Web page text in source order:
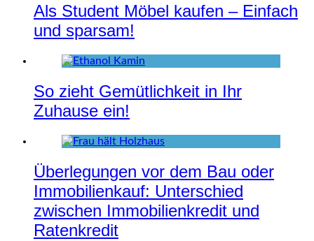
Als Student Möbel kaufen – Einfach
und sparsam!
So zieht Gemütlichkeit in Ihr
Zuhause ein!
Überlegungen vor dem Bau oder
Immobilienkauf: Unterschied
zwischen Immobilienkredit und
Ratenkredit